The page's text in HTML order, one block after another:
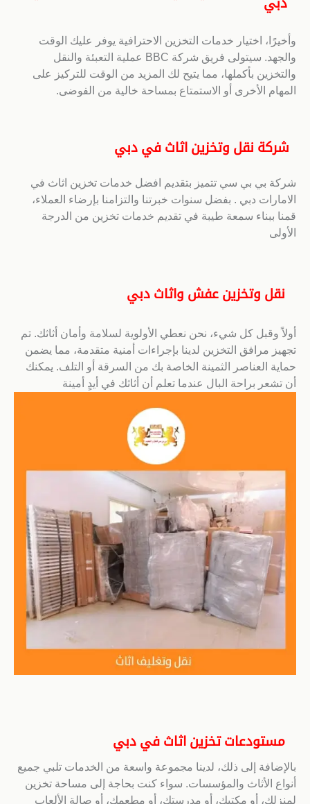
دبي
وأخيرًا، اختيار خدمات التخزين الاحترافية يوفر عليك الوقت
والجهد. سيتولى فريق شركة BBC عملية التعبئة والنقل
والتخزين بأكملها، مما يتيح لك المزيد من الوقت للتركيز على
المهام الأخرى أو الاستمتاع بمساحة خالية من الفوضى.
شركة نقل وتخزين اثاث في دبي
شركة بي بي سي تتميز بتقديم افضل خدمات تخزين اثاث في
الامارات دبي . بفضل سنوات خبرتنا والتزامنا بإرضاء العملاء،
قمنا ببناء سمعة طيبة في تقديم خدمات تخزين من الدرجة
الأولى
نقل وتخزين عفش واثاث دبي
أولاً وقبل كل شيء، نحن نعطي الأولوية لسلامة وأمان أثاثك. تم
تجهيز مرافق التخزين لدينا بإجراءات أمنية متقدمة، مما يضمن
حماية العناصر الثمينة الخاصة بك من السرقة أو التلف. يمكنك
أن تشعر براحة البال عندما تعلم أن أثاثك في أيدٍ أمينة
مستودعات تخزين اثاث في دبي
بالإضافة إلى ذلك، لدينا مجموعة واسعة من الخدمات تلبي جميع
أنواع الأثاث والمؤسسات. سواء كنت بحاجة إلى مساحة تخزين
لمنزلك، أو مكتبك، أو مدرستك، أو مطعمك، أو صالة الألعاب